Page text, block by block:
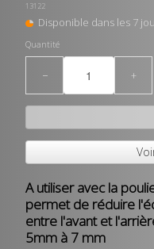
13122
Disponible dans les 7
Quantité
− +
A utiliser avec la
permet de réduire
entre l'avant et
5mm à 7 mm